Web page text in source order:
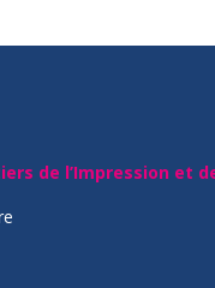
de l’Impression et